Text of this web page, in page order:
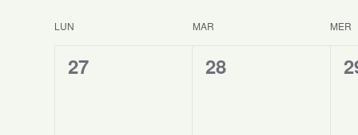
la
Calendario
di
LUN MAR MER
0
27
0
28
0